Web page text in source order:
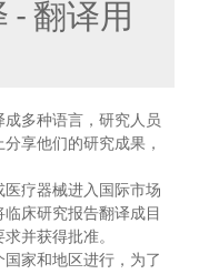
- 翻译用
多种语言，研究人员
享他们的研究成果，
疗器械进入国际市场
床研究报告翻译成目
并获得批准。
家和地区进行，为了